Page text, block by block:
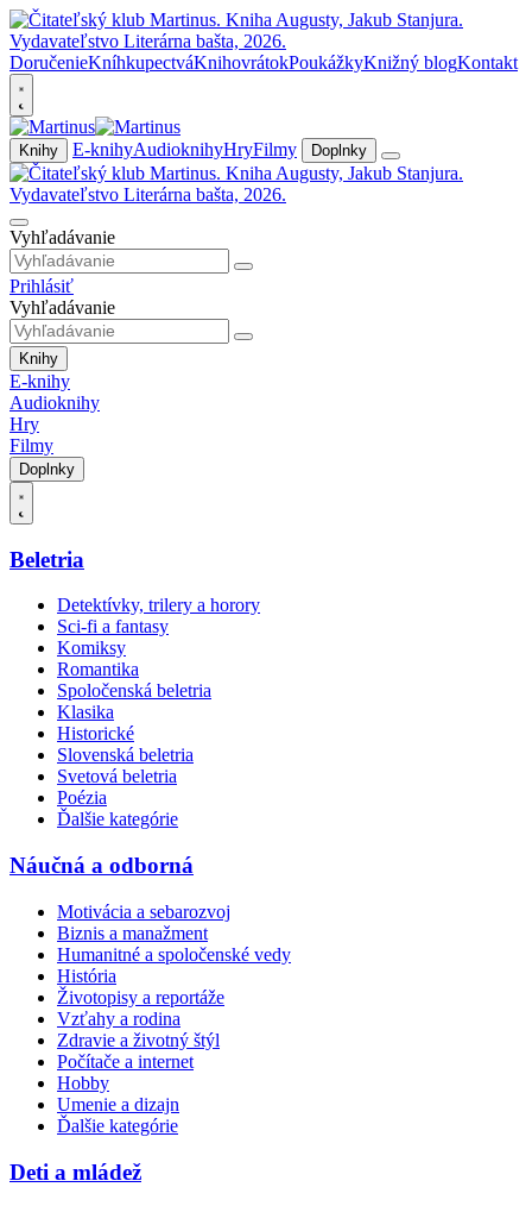
DoručenieKníhkupectváKnihovrátokPoukážkyKnižný blogKontakt
Knihy E-knihyAudioknihyHryFilmy Doplnky
Vyhľadávanie
Prihlásiť
Vyhľadávanie
Knihy
E-knihy
Audioknihy
Hry
Filmy
Doplnky
Beletria
Detektívky, trilery a horory
Sci-fi a fantasy
Komiksy
Romantika
Spoločenská beletria
Klasika
Historické
Slovenská beletria
Svetová beletria
Poézia
Ďalšie kategórie
Náučná a odborná
Motivácia a sebarozvoj
Biznis a manažment
Humanitné a spoločenské vedy
História
Životopisy a reportáže
Vzťahy a rodina
Zdravie a životný štýl
Počítače a internet
Hobby
Umenie a dizajn
Ďalšie kategórie
Deti a mládež